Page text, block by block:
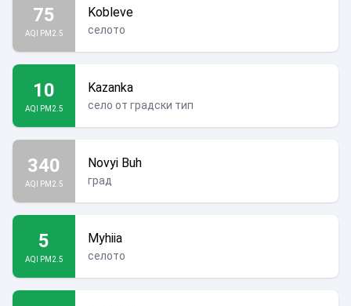
75
AQI PM2.5
Kobleve
селото
10
AQI PM2.5
Kazanka
село от градски тип
340
AQI PM2.5
Novyi Buh
град
5
AQI PM2.5
Myhiia
селото